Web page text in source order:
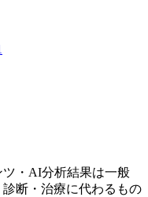
・AI分析結果は一般
断・治療に代わるもの